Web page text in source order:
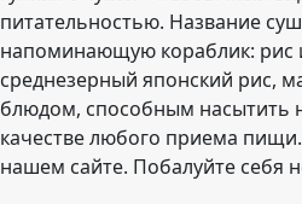
питательностью. Название
напоминающую кораблик: рис
среднезерный японский рис,
блюдом, способным насытить
качестве любого приема
нашем сайте. Побалуйте себя